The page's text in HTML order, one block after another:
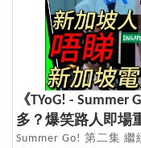
《TYoG! -
多？爆笑路人即場
Summer Go! 第二集